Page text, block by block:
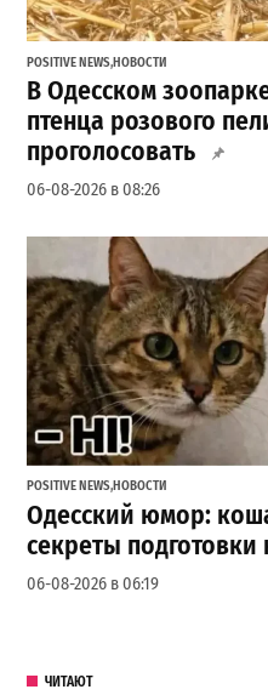
POSITIVE NEWS,НОВОСТИ
В Одесском
птенца розового
проголосовать
06-08-2026 в 08:26
POSITIVE NEWS,НОВОСТИ
Одесский юмор:
секреты подготовки
06-08-2026 в 06:19
ЧИТАЮТ